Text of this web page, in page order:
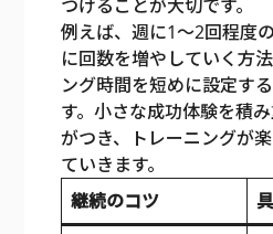
つけることが大切です。
例えば、週に1〜2回程度
に回数を増やしていく方
ング時間を短めに設定す
す。小さな成功体験を積
がつき、トレーニングが
ていきます。
継続のコツ